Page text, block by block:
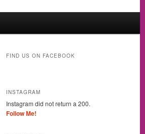
FIND US ON FACEBOOK
INSTAGRAM
Instagram did not return a 200.
Follow Me!